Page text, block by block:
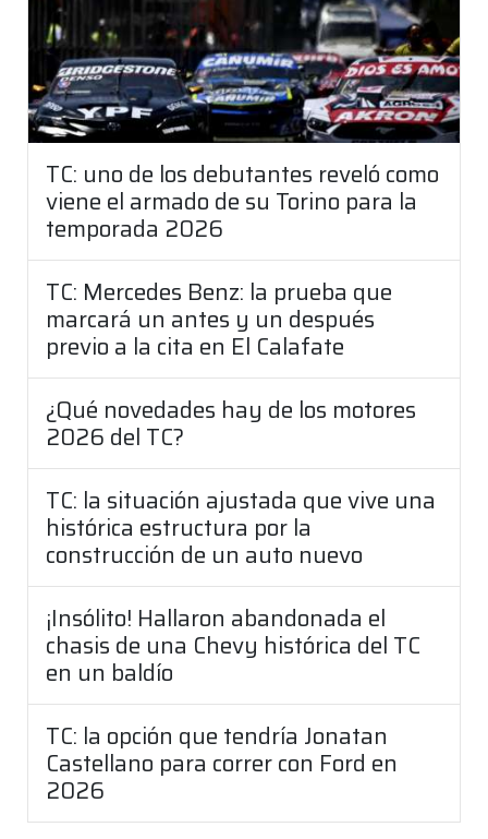
TC: uno de los debutantes reveló como
viene el armado de su Torino para la
temporada 2026
TC: Mercedes Benz: la prueba que
marcará un antes y un después
previo a la cita en El Calafate
¿Qué novedades hay de los motores
2026 del TC?
TC: la situación ajustada que vive una
histórica estructura por la
construcción de un auto nuevo
¡Insólito! Hallaron abandonada el
chasis de una Chevy histórica del TC
en un baldío
TC: la opción que tendría Jonatan
Castellano para correr con Ford en
2026